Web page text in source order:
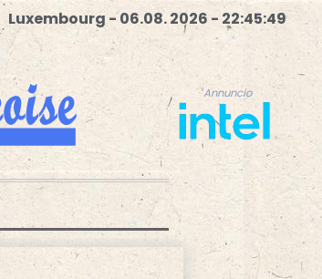
Luxembourg - 06.08. 2026 - 22:45:50
Annuncio
Annuncio